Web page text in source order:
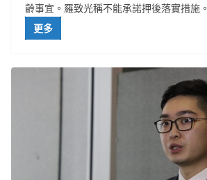
齡事宜。羅致光稱不能承諾押後落實措施。
更多